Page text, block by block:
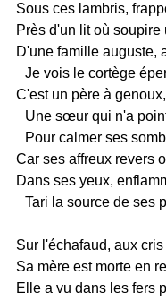
Sous ces lambris,
Près d'un lit où soupire
D'une famille auguste,
Je vois le cortège
C'est un père à
Une sœur qui n'a
Pour calmer ses
Car ses affreux revers
Dans ses yeux,
Tari la source de ses
Sur l'échafaud, aux
Sa mère est morte en
Elle a vu dans les fers